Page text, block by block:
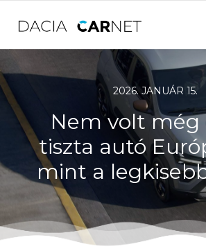
2026. JANUÁR 15.
Nem volt még
tiszta autó
mint a